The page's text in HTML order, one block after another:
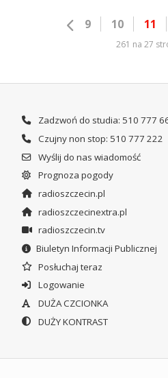
9 10 11
261 na 27
Zadzwoń do studia: 510 777
Czujny non stop: 510 777 222
Wyślij do nas wiadomość
Prognoza pogody
radioszczecin.pl
radioszczecinextra.pl
radioszczecin.tv
Biuletyn Informacji Publicznej
Posłuchaj teraz
Logowanie
DUŻA CZCIONKA
DUŻY KONTRAST